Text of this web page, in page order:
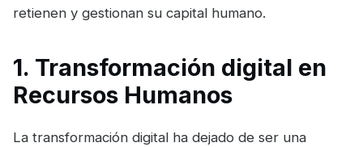
retienen y gestionan su capital humano.
1. Transformación digital en
Recursos Humanos
La transformación digital ha dejado de ser una